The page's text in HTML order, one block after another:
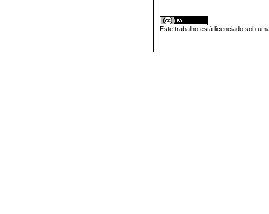
Este trabalho está licenciado sob